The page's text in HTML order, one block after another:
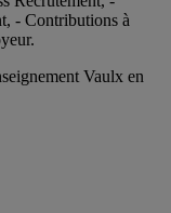
- Contributions à
Vaulx en